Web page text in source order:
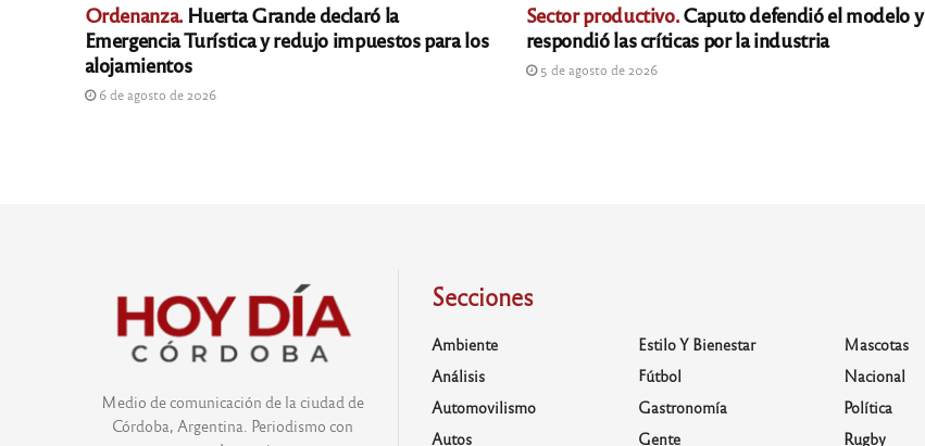
Ordenanza.Huerta Grande declaró la
Emergencia Turística y redujo impuestos para los
alojamientos
6 de agosto de 2026
Sector productivo.Caputo defendió el modelo y
respondió las críticas por la industria
5 de agosto de 2026
Medio de comunicación de la ciudad de
Córdoba, Argentina. Periodismo con
Secciones
Ambiente
Análisis
Automovilismo
Autos
Estilo Y Bienestar
Fútbol
Gastronomía
Gente
Mascotas
Nacional
Política
Rugby